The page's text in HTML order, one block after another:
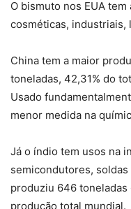
O bismuto nos EUA
cosméticas, industriais,
China tem a maior
toneladas, 42,31% do
Usado
menor medida na
Já o índio tem usos na
semicondutores,
produziu 646 toneladas
produção total mundial.